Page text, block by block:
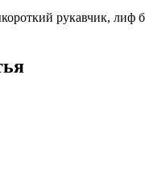
короткий рукавчик, лиф